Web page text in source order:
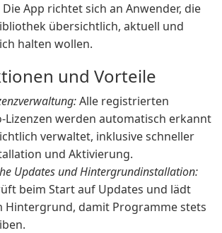
App richtet sich an Anwender, die
übersichtlich, aktuell und
halten wollen.
und Vorteile
Alle registrierten
Lizenzen werden automatisch erkannt
verwaltet, inklusive schneller
und Aktivierung.
Updates und Hintergrundinstallation:
beim Start auf Updates und lädt
Hintergrund, damit Programme stets